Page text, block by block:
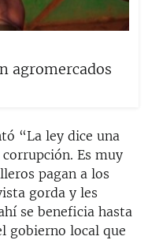
agromercados
“La ley dice una
Es muy
pagan a los
gorda y les
se beneficia hasta
gobierno local que